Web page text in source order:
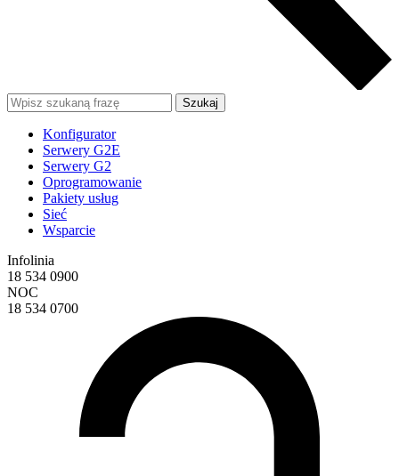
Szukaj
Konfigurator
Serwery G2E
Serwery G2
Oprogramowanie
Pakiety usług
Sieć
Wsparcie
Infolinia
18 534 0900
NOC
18 534 0700